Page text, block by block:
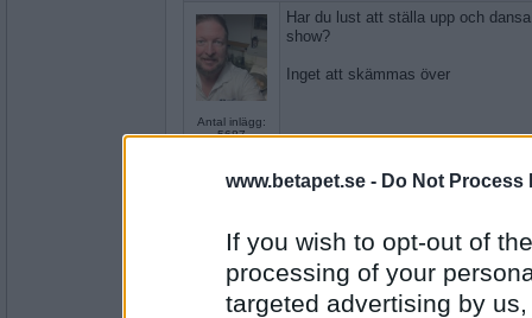
www.betapet.se - Do Not Process
If you wish to opt-out of
processing of your
targeted advertising by
Antal inlägg:
5687
Har du lust att ställa upp och
show?
Inget att skämmas över
remvanrijn
Antal inlägg:
Verkligheten är en annan